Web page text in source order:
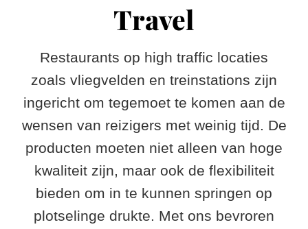
Travel
Restaurants op high traffic locaties
zoals vliegvelden en treinstations zijn
ingericht om tegemoet te komen aan de
wensen van reizigers met weinig tijd. De
producten moeten niet alleen van hoge
kwaliteit zijn, maar ook de flexibiliteit
bieden om in te kunnen springen op
plotselinge drukte. Met ons bevroren